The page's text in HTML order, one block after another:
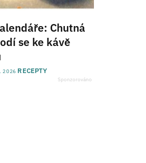
Chutná
se ke kávě
2026 RECEPTY